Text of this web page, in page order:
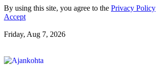
By using this site, you agree to the Privacy Policy
Accept
Friday, Aug 7, 2026